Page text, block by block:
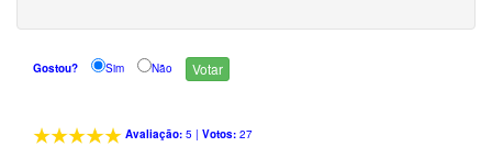
Gostou? Sim Não
Avaliação:5 | Votos:27